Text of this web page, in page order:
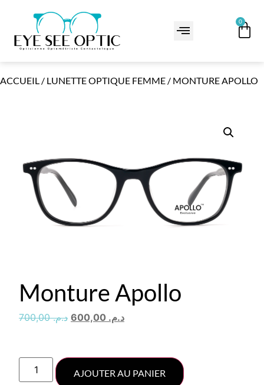
0
ACCUEIL / LUNETTE OPTIQUE FEMME / MONTURE APOLLO
Monture Apollo
د.م.700,00 د.م.
AJOUTER AU PANIER